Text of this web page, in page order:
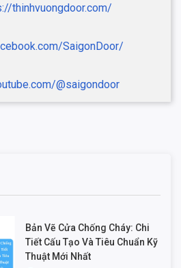
thinhvuongdoor.com/
SaigonDoor/
@saigondoor
Bản Vẽ Cửa Chống Cháy: Chi
Tiết Cấu Tạo Và Tiêu Chuẩn Kỹ
Thuật Mới Nhất